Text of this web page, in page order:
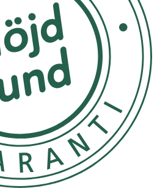
Ethylhexanoate, Glyceryl
Stearate,
C1215 Alkyl Benzoate,
Sodium Polyacrylate,
Parfum
Sodium Benzoate,
Schisandra Chinensis
Magnesium Ascorbyl
Plukenetia Volubilis Seed
Aspartate, Zinc
Citric Acid, Linalool, Copper
Extract, Potassium
(Acerola) Fruit Extract,
Italicum Extract,